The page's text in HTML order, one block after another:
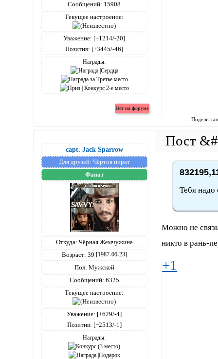
Сообщений: 15908
Текущее настроение:
Уважение: [+1214/-20]
Позитив: [+3445/-46]
Награды:
capt. Jack Sparrow
Для друзей: Чёртов пират
Фанат
Откуда: Чёрная Жемчужина
Возраст: 39 [1987-06-23]
Пол: Мужской
Сообщений: 6325
Текущее настроение:
Уважение: [+629/-4]
Позитив: [+2513/-1]
Награды:
Тебя надо
Можно не
никто в рань-
+1